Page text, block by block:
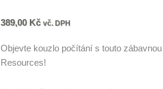
389,00 Kč vč. DPH
Objevte kouzlo počítání s touto
Resources!
(set
množství